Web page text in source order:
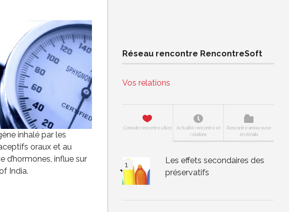
inhalé par les
oraux et au
d’hormones, influe sur
India.
Réseau rencontre RencontreSoft
Vos relations
Conseils rencontre utiles
Actualité rencontre et
relations
Rencontre amoureuse
en détails
Les effets secondaires des
préservatifs